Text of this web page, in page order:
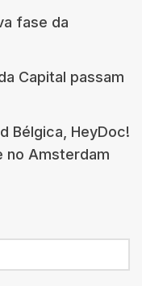
fase da
Capital passam
Bélgica, HeyDoc!
no Amsterdam